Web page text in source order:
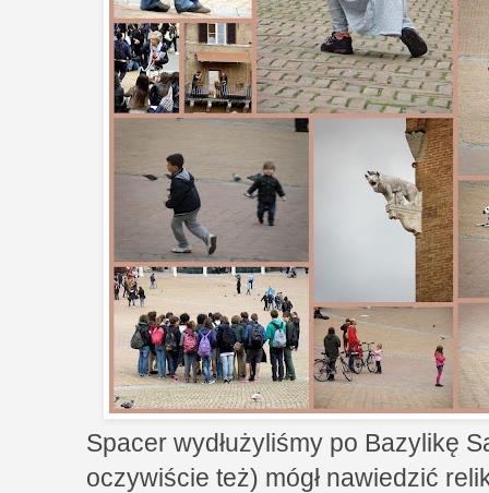
Spacer wydłużyliśmy po Bazylikę
oczywiście też) mógł nawiedzić